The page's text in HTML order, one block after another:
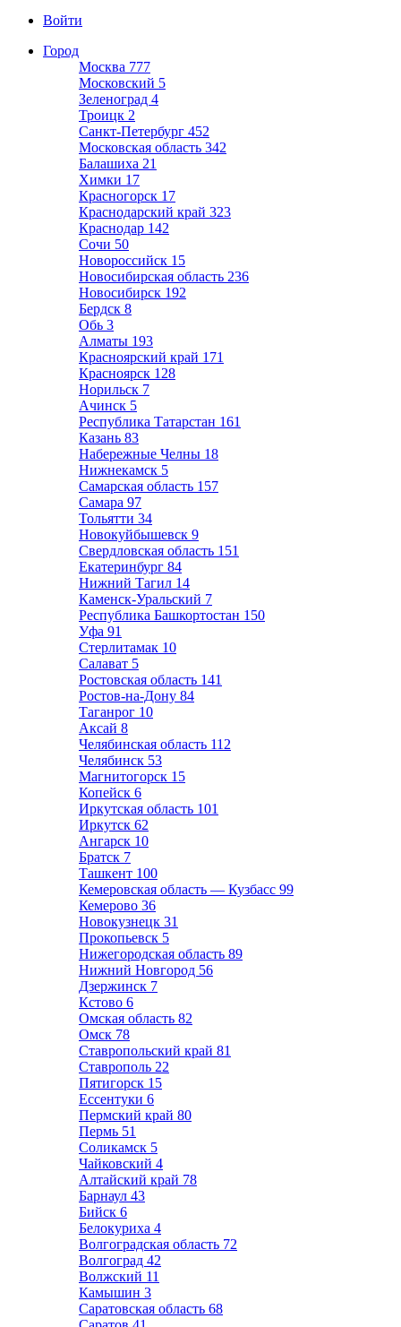
Войти
Город
Москва 777
Московский 5
Зеленоград 4
Троицк 2
Санкт-Петербург 452
Московская область 342
Балашиха 21
Химки 17
Красногорск 17
Краснодарский край 323
Краснодар 142
Сочи 50
Новороссийск 15
Новосибирская область 236
Новосибирск 192
Бердск 8
Обь 3
Алматы 193
Красноярский край 171
Красноярск 128
Норильск 7
Ачинск 5
Республика Татарстан 161
Казань 83
Набережные Челны 18
Нижнекамск 5
Самарская область 157
Самара 97
Тольятти 34
Новокуйбышевск 9
Свердловская область 151
Екатеринбург 84
Нижний Тагил 14
Каменск-Уральский 7
Республика Башкортостан 150
Уфа 91
Стерлитамак 10
Салават 5
Ростовская область 141
Ростов-на-Дону 84
Таганрог 10
Аксай 8
Челябинская область 112
Челябинск 53
Магнитогорск 15
Копейск 6
Иркутская область 101
Иркутск 62
Ангарск 10
Братск 7
Ташкент 100
Кемеровская область — Кузбасс 99
Кемерово 36
Новокузнецк 31
Прокопьевск 5
Нижегородская область 89
Нижний Новгород 56
Дзержинск 7
Кстово 6
Омская область 82
Омск 78
Ставропольский край 81
Ставрополь 22
Пятигорск 15
Ессентуки 6
Пермский край 80
Пермь 51
Соликамск 5
Чайковский 4
Алтайский край 78
Барнаул 43
Бийск 6
Белокуриха 4
Волгоградская область 72
Волгоград 42
Волжский 11
Камышин 3
Саратовская область 68